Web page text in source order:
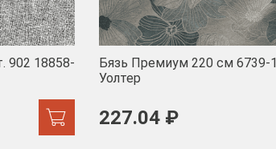
902 18858-
Бязь Премиум 220 см 6739-1
Уолтер
227.04 ₽